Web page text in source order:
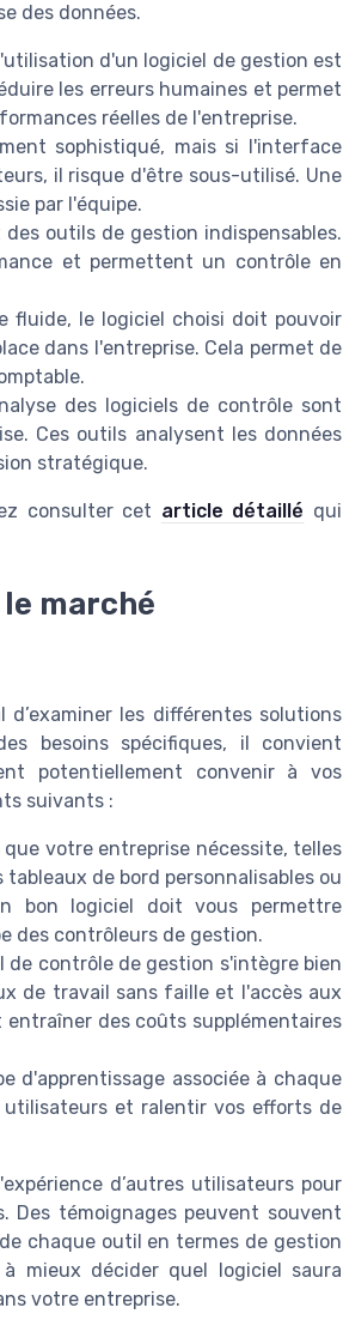
des données.
d'un logiciel de gestion est
les erreurs humaines et permet
réelles de l'entreprise.
sophistiqué, mais si l'interface
il risque d'être sous-utilisé. Une
par l'équipe.
outils de gestion indispensables.
et permettent un contrôle en
fluide, le logiciel choisi doit pouvoir
dans l'entreprise. Cela permet de
des logiciels de contrôle sont
Ces outils analysent les données
stratégique.
consulter cet article détaillé qui
marché
les différentes solutions
besoins spécifiques, il convient
potentiellement convenir à vos
suivants :
votre entreprise nécessite, telles
de bord personnalisables ou
bon logiciel doit vous permettre
des contrôleurs de gestion.
contrôle de gestion s'intègre bien
de travail sans faille et l'accès aux
des coûts supplémentaires
d'apprentissage associée à chaque
et ralentir vos efforts de
d’autres utilisateurs pour
Des témoignages peuvent souvent
chaque outil en termes de gestion
mieux décider quel logiciel saura
votre entreprise.